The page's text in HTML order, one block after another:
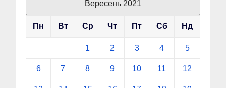
Вересень 2021
Пн Вт Ср Чт Пт Сб Нд
1 2 3 4 5
6 7 8 9 10 11 12